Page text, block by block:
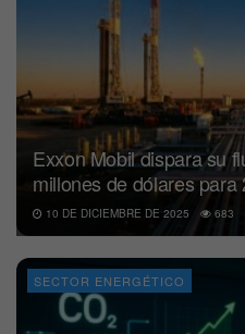
Exxon Mobil dispara su
millones de dólares para
10 DE DICIEMBRE DE 2025 683
SECTOR ENERGÉTICO